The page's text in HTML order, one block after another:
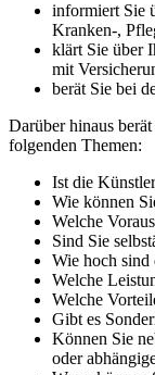
informiert Sie
Kranken-,
klärt Sie über
mit
berät Sie bei
Darüber hinaus
folgenden Themen:
Ist die
Wie können
Welche
Sind Sie
Wie hoch sind
Welche
Welche
Gibt es
Können Sie
oder